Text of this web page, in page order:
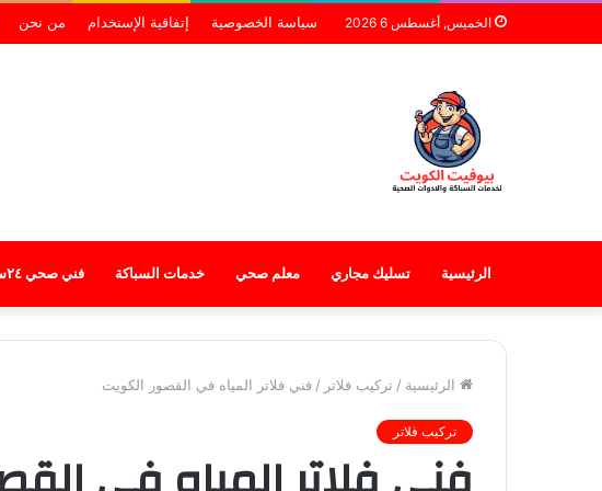
الخميس, أغسطس 6 2026 سياسة الخصوصية إتفاقية الإستخدام من نحن
الرئيسية تسليك مجاري معلم صحي خدمات السباكة فني صحي ٢٤ساعه
الرئيسية / تركيب فلاتر / فني فلاتر المياه في القصور الكويت
تركيب فلاتر